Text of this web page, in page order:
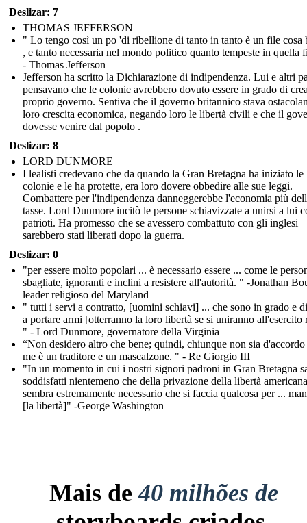
Deslizar: 7
THOMAS JEFFERSON
" Lo tengo così un po 'di ribellione di tanto in tanto è un file cosa
, e tanto necessaria nel mondo politico quanto tempeste in quella
- Thomas Jefferson
Jefferson ha scritto la Dichiarazione di indipendenza. Lui e altri
pensavano che le colonie avrebbero dovuto essere in grado di
proprio governo. Sentiva che il governo britannico stava
loro crescita economica, negando loro le libertà civili e che il
dovesse venire dal popolo .
Deslizar: 8
LORD DUNMORE
I lealisti credevano che da quando la Gran Bretagna ha iniziato le
colonie e le ha protette, era loro dovere obbedire alle sue leggi.
Combattere per l'indipendenza danneggerebbe l'economia più
tasse. Lord Dunmore incitò le persone schiavizzate a unirsi a lui
patrioti. Ha promesso che se avessero combattuto con gli inglesi
sarebbero stati liberati dopo la guerra.
Deslizar: 0
"per essere molto popolari ... è necessario essere ... come le
sbagliate, ignoranti e inclini a resistere all'autorità. " -Jonathan
leader religioso del Maryland
" tutti i servi a contratto, [uomini schiavi] ... che sono in grado e
a portare armi [otterranno la loro libertà se si uniranno all'esercito
" - Lord Dunmore, governatore della Virginia
“Non desidero altro che bene; quindi, chiunque non sia
me è un traditore e un mascalzone. " - Re Giorgio III
"In un momento in cui i nostri signori padroni in Gran Bretagna
soddisfatti nientemeno che della privazione della libertà
sembra estremamente necessario che si faccia qualcosa per ...
[la libertà]" -George Washington
Mais de40 milhões de